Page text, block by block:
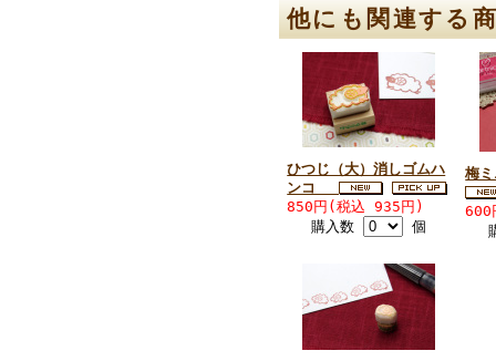
他にも関連する
ひつじ（大）消しゴムハ
ンコ
850円(税込 935円)
購入数
個
梅
600